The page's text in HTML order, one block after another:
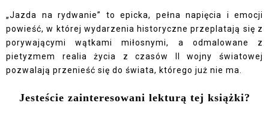
„Jazda na rydwanie” to epicka, pełna napięcia i emocji
powieść, w której wydarzenia historyczne przeplatają się z
porywającymi wątkami miłosnymi, a odmalowane z
pietyzmem realia życia z czasów II wojny światowej
pozwalają przenieść się do świata, którego już nie ma.
Jesteście zainteresowani lekturą tej książki?